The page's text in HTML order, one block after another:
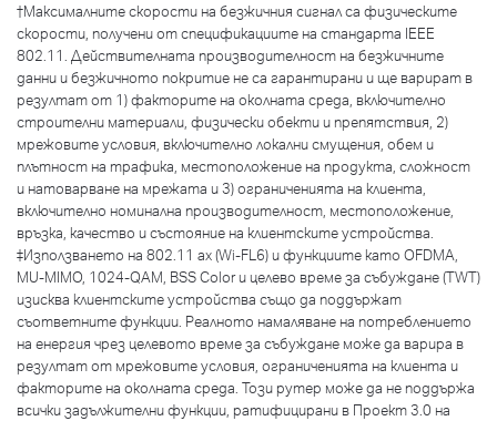
†Максималните скорости на безжичния сигнал са физическите
скорости, получени от спецификациите на стандарта IEEE
802.11. Действителната производителност на безжичните
данни и безжичното покритие не са гарантирани и ще варират в
резултат от 1) факторите на околната среда, включително
строителни материали, физически обекти и препятствия, 2)
мрежовите условия, включително локални смущения, обем и
плътност на трафика, местоположение на продукта, сложност
и натоварване на мрежата и 3) ограниченията на клиента,
включително номинална производителност, местоположение,
връзка, качество и състояние на клиентските устройства.
‡Използването на 802.11 ax (Wi-FL6) и функциите като OFDMA,
MU-MIMO, 1024-QAM, BSS Color и целево време за събуждане (TWT)
изисква клиентските устройства също да поддържат
съответните функции. Реалното намаляване на потреблението
на енергия чрез целевото време за събуждане може да варира в
резултат от мрежовите условия, ограниченията на клиента и
факторите на околната среда. Този рутер може да не поддържа
всички задължителни функции, ратифицирани в Проект 3.0 на